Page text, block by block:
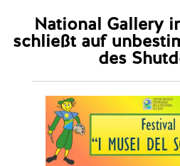
National Gallery
schließt auf
des